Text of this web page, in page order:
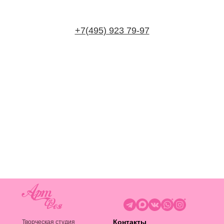
+7(495) 923 79-97
Контакты
Творческая студия